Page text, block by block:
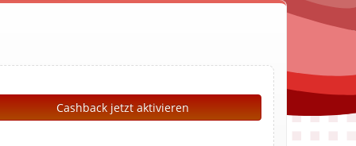
Cashback jetzt aktivieren